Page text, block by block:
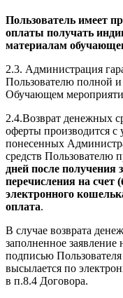
Пользователь имеет
оплаты получать
материалам
2.3. Администрация
Пользователю полной
Обучающем
2.4.Возврат денежных
оферты производится
понесенных
средств Пользователю
дней после получения
перечисления на счет
электронного
оплата.
В случае возврата
заполненное заявление
подписью
высылается по
в п.8.4 Договора.